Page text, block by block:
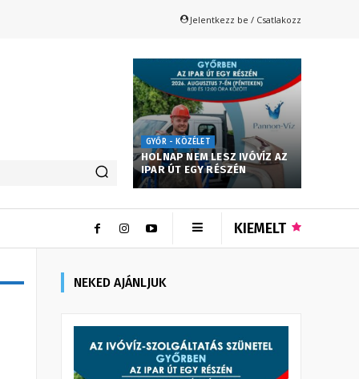
Jelentkezz be / Csatlakozz
GYŐR - KÖZÉLET
HOLNAP NEM LESZ IVÓVÍZ AZ
IPAR ÚT EGY RÉSZÉN
KIEMELT
NEKED AJÁNLJUK